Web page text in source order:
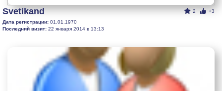
2 +3
Svetikand
Дата регистрации: 01.01.1970
Последний визит: 22 января 2014 в 13:13